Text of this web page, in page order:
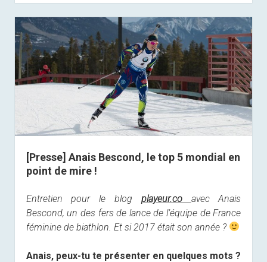
[Presse] Anais Bescond, le top 5 mondial en
point de mire !
Entretien pour le blog playeur.co avec Anais
Bescond, un des fers de lance de l’équipe de France
féminine de biathlon. Et si 2017 était son année ?
Anais, peux-tu te présenter en quelques mots ?